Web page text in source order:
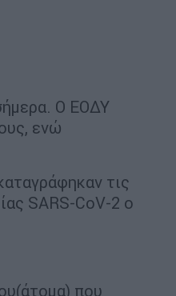
Ο ΕΟΔΥ
ενώ
τις
SARS-CoV-2 ο
που